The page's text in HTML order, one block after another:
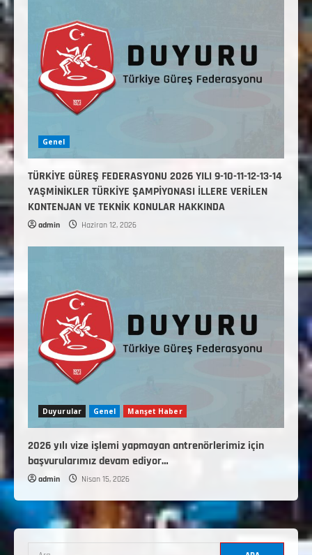
Genel
TÜRKİYE GÜREŞ FEDERASYONU 2026 YILI 9-10-11-12-13-14
YAŞMİNİKLER TÜRKİYE ŞAMPİYONASI İLLERE VERİLEN
KONTENJAN VE TEKNİK KONULAR HAKKINDA
admin Haziran 12, 2026
Duyurular Genel Manşet Haber
2026 yılı vize işlemi yapmayan antrenörlerimiz için
başvurularımız devam ediyor…
admin Nisan 15, 2026
3. KADEME GÜREŞ ANTRENÖRLÜĞÜ
HAKKINDA